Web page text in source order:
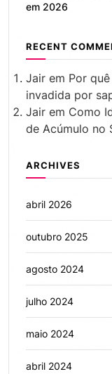
em 2026
RECENT
Jair em Por
invadida por
Jair em Como
de Acúmulo no
ARCHIVES
abril 2026
outubro 2025
agosto 2024
julho 2024
maio 2024
abril 2024